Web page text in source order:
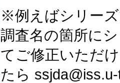
※例えばシリー
調査名の箇所に
てご修正いただ
たら